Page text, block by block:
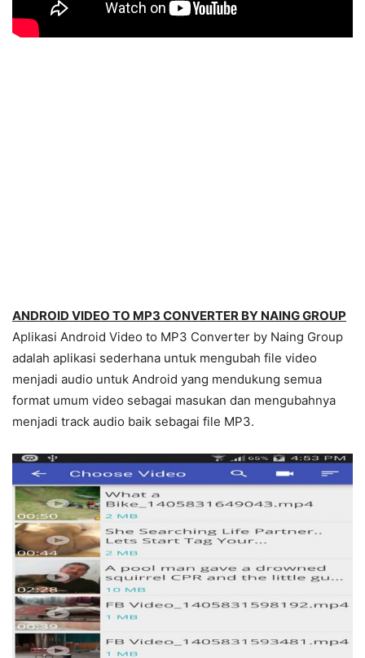
ANDROID VIDEO TO MP3 CONVERTER BY NAING GROUP
Aplikasi Android Video to MP3 Converter by Naing Group
adalah aplikasi sederhana untuk mengubah file video
menjadi audio untuk Android yang mendukung semua
format umum video sebagai masukan dan mengubahnya
menjadi track audio baik sebagai file MP3.